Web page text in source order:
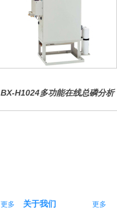
BX-H1024多功能在线总磷分析
更多 关于我们 更多